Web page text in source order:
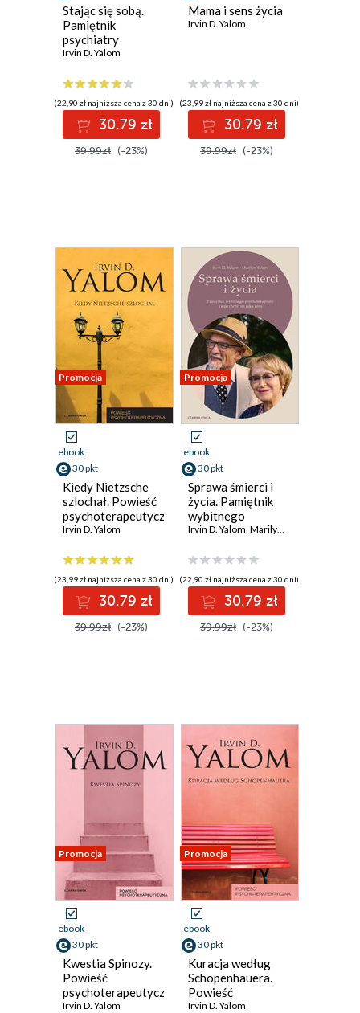
Stając się sobą.
Pamiętnik
psychiatry
Irvin D. Yalom
(22,90 zł najniższa cena z 30 dni)
30.79 zł
39.99zł (-23%)
Mama i sens życia
Irvin D. Yalom
(23,99 zł najniższa cena z 30 dni)
30.79 zł
39.99zł (-23%)
Promocja
ebook
30 pkt
Kiedy Nietzsche
szlochał. Powieść
psychoterapeutyczna
Irvin D. Yalom
(23,99 zł najniższa cena z 30 dni)
30.79 zł
39.99zł (-23%)
Promocja
ebook
30 pkt
Sprawa śmierci i
życia. Pamiętnik
wybitnego
psychoterapeuty i
żony
Irvin D. Yalom, Marilyn Yalom
(22,90 zł najniższa cena z 30 dni)
30.79 zł
39.99zł (-23%)
Promocja
ebook
30 pkt
Kwestia Spinozy.
Powieść
psychoterapeutyczna
Irvin D. Yalom
Promocja
ebook
30 pkt
Kuracja według
Schopenhauera.
Powieść
psychoterapeutyczna
Irvin D. Yalom